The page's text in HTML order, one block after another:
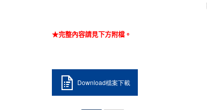
★完整內容請見下方附檔。
Download檔案下載